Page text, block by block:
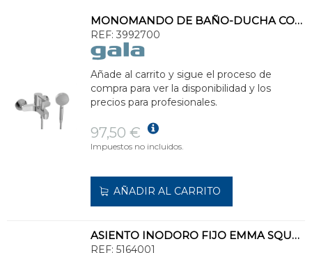
MONOMANDO DE BAÑO-DUCHA CON ACCESORIOS MENA
REF: 3992700
Añade al carrito y sigue el proceso de
compra para ver la disponibilidad y los
precios para profesionales.
97,50 €
Impuestos no incluidos.
AÑADIR AL CARRITO
ASIENTO INODORO FIJO EMMA SQUARE
REF: 5164001